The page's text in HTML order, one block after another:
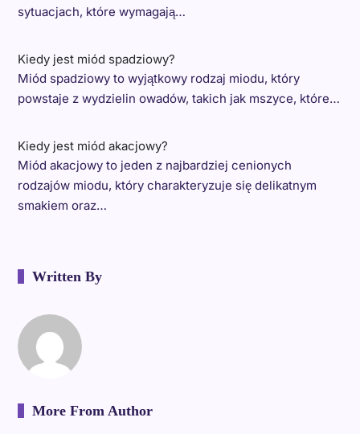
sytuacjach, które wymagają…
Kiedy jest miód spadziowy?
Miód spadziowy to wyjątkowy rodzaj miodu, który
powstaje z wydzielin owadów, takich jak mszyce, które…
Kiedy jest miód akacjowy?
Miód akacjowy to jeden z najbardziej cenionych
rodzajów miodu, który charakteryzuje się delikatnym
smakiem oraz…
Written By
More From Author